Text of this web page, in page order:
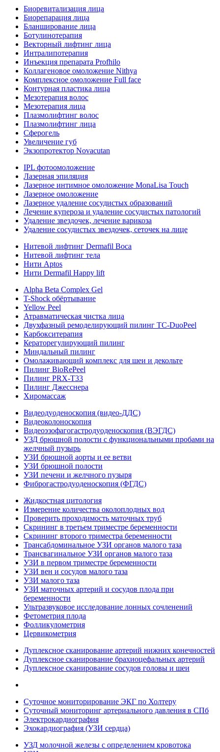
Биоревитализация лица
Биорепарация лица
Бланширование лица
Ботулинотерапия
Векторный лифтинг лица
Интралипотерапия
Инъекция препарата Profhilo
Коллагеновое омоложение Nithya
Комплексное омоложение Full face
Контурная пластика лица
Мезотерапия волос
Мезотерапия лица
Плазмолифтинг волос
Плазмолифтинг лица
Сферогель
Увеличение губ
Экзопротектор Novacutan
IPL фотоомоложение
Лазерная эпиляция
Лазерное интимное омоложение MonaLisa Touch
Лазерное омоложение
Лазерное удаление сосудистых образований
Лечение купероза и удаление сосудистых патологий
Удаление звездочек, лечение варикоза
Удаление сосудистых звездочек, сеточек на лице
Нитевой лифтинг Dermafil Boca
Нитевой лифтинг тела
Нити Aptos
Нити Dermafil Happy lift
Alpha Beta Complex Gel
T-Shock обёртывание
Yellow Peel
Атравматическая чистка лица
Двухфазный ремоделирующий пилинг TC-DuoPeel
Карбокситерапия
Кераторегулирующий пилинг
Миндальный пилинг
Омолаживающий комплекс для шеи и декольте
Пилинг BioRePeel
Пилинг PRX-T33
Пилинг Джесснера
Хиромассаж
Видеодуоденоскопия (видео-ДДС)
Видеоколоноскопия
Видеоэзофагогастродуоденоскопия (ВЭГДС)
УЗД брюшной полости с функциональными пробами на
желчный пузырь
УЗИ брюшной аорты и ее ветви
УЗИ брюшной полости
УЗИ печени и желчного пузыря
Фиброгастродуоденоскопия (ФГДС)
Жидкостная цитология
Измерение количества околоплодных вод
Проверить проходимость маточных труб
Скрининг в третьем триместре беременности
Скрининг второго триместра беременности
Трансабдоминальное УЗИ органов малого таза
Трансвагинальное УЗИ органов малого таза
УЗИ в первом триместре беременности
УЗИ вен и сосудов малого таза
УЗИ малого таза
УЗИ маточных артерий и сосудов плода при
беременности
Ультразвуковое исследование лонных сочленений
Фетометрия плода
Фолликулометрия
Цервикометрия
Дуплексное сканирование артерий нижних конечностей
Дуплексное сканирование брахиоцефальных артерий
Дуплексное сканирование сосудов головы и шеи
Суточное мониторирование ЭКГ по Холтеру
Суточный мониторинг артериального давления в СПб
Электрокардиография
Эхокардиография (УЗИ сердца)
УЗД молочной железы с определением кровотока